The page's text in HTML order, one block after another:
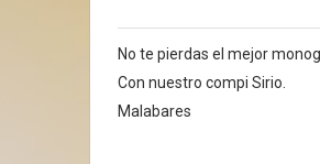
No te pierdas el mejor
Con nuestro compi Sirio.
Malabares